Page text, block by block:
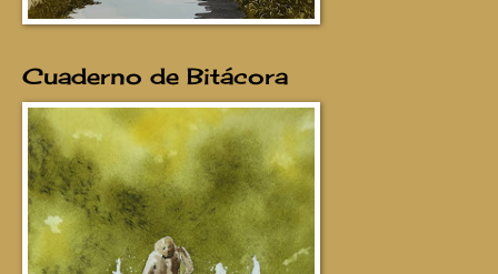
Cuaderno de Bitácora